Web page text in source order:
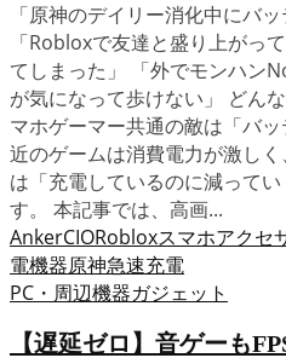
「原神のデイリー消化中にバ
「Robloxで友達と盛り上がっ
てしまった」 「外でモンハン
が気になって歩けない」 どん
マホゲーマー共通の敵は「バ
近のゲームは消費電力が激し
は「充電しているのに減って
す。 本記事では、高画...
AnkerCIORobloxスマホアクセ
電機器原神急速充電
PC・周辺機器ガジェット
【遅延ゼロ】音ゲーも